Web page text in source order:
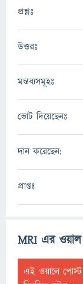
প্রশ্নঃ
উত্তরঃ
মন্তব্যসমূহঃ
ভোট দিয়েছেনঃ
দান করেছেন:
প্রাপ্তঃ
MRI এর ওয়াল
এই ওয়ালে